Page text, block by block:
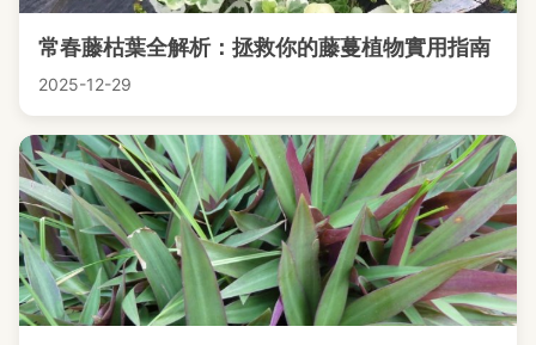
常春藤枯葉全解析：拯救你的藤蔓植物實用指南
2025-12-29